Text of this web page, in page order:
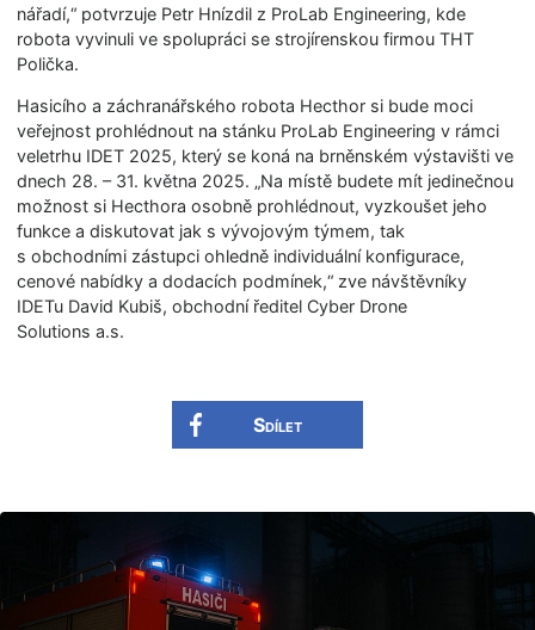
nářadí,“ potvrzuje Petr Hnízdil z ProLab Engineering, kde
robota vyvinuli ve spolupráci se strojírenskou firmou THT
Polička.
Hasicího a záchranářského robota Hecthor si bude moci
veřejnost prohlédnout na stánku ProLab Engineering v rámci
veletrhu IDET 2025, který se koná na brněnském výstavišti ve
dnech 28. – 31. května 2025. „Na místě budete mít jedinečnou
možnost si Hecthora osobně prohlédnout, vyzkoušet jeho
funkce a diskutovat jak s vývojovým týmem, tak
s obchodními zástupci ohledně individuální konfigurace,
cenové nabídky a dodacích podmínek,“ zve návštěvníky
IDETu David Kubiš, obchodní ředitel Cyber Drone
Solutions a.s.
Sdílet